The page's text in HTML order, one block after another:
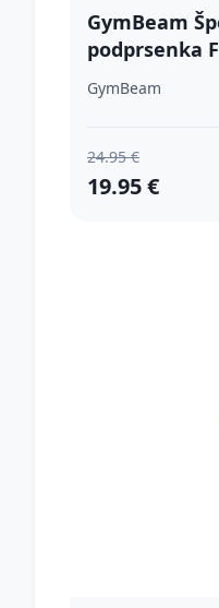
GymBeam
podprsenka
GymBeam
24.95 €
19.95 €